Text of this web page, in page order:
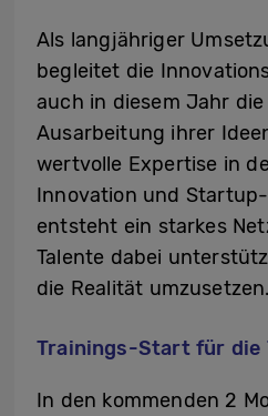
Als langjähriger
begleitet die
auch in diesem Jahr die
Ausarbeitung ihrer
wertvolle Expertise in
Innovation und
entsteht ein starkes
Talente dabei
die Realität umzusetzen.
Trainings-Start für die
In den kommenden 2